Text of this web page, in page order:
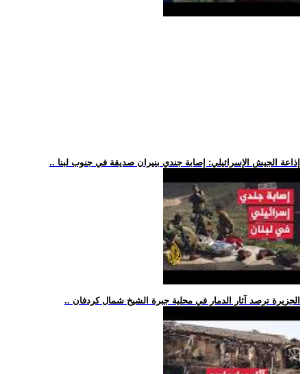
.. إذاعة الجيش الإسرائيلي: إصابة جندي بنيران صديقة في جنوب لبنا
.. الجزيرة ترصد آثار الدمار في محلية جبرة الشيخ شمال كردفان